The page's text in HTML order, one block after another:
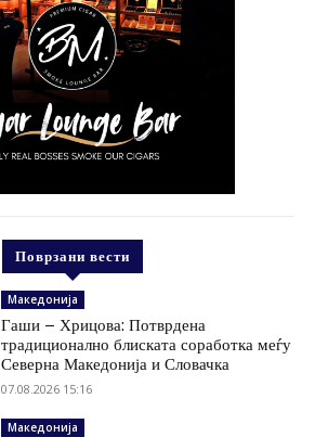
Поврзани вести
Македонија
Гаши – Хрицова: Потврдена
традиционално блиската соработка меѓу
Северна Македонија и Словачка
07.08.2026 15:16
Македонија